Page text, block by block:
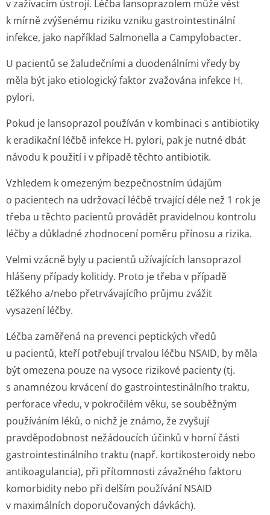
v zažívacím ústrojí. Léčba lansoprazolem může vést
k mírně zvýšenému riziku vzniku gastrointestinální
infekce, jako například Salmonella a Campylobacter.
U pacientů se žaludečními a duodenálními vředy by
měla být jako etiologický faktor zvažována infekce H.
pylori.
Pokud je lansoprazol používán v kombinaci s antibiotiky
k eradikační léčbě infekce H. pylori, pak je nutné dbát
návodu k použití i v případě těchto antibiotik.
Vzhledem k omezeným bezpečnostním údajům
o pacientech na udržovací léčbě trvající déle než 1 rok je
třeba u těchto pacientů provádět pravidelnou kontrolu
léčby a důkladné zhodnocení poměru přínosu a rizika.
Velmi vzácně byly u pacientů užívajících lansoprazol
hlášeny případy kolitidy. Proto je třeba v případě
těžkého a/nebo přetrvávajícího průjmu zvážit
vysazení léčby.
Léčba zaměřená na prevenci peptických vředů
u pacientů, kteří potřebují trvalou léčbu NSAID, by měla
být omezena pouze na vysoce rizikové pacienty (tj.
s anamnézou krvácení do gastrointesti­nálního traktu,
perforace vředu, v pokročilém věku, se souběžným
používáním léků, o nichž je známo, že zvyšují
pravděpodobnost nežádoucích účinků v horní části
gastrointesti­nálního traktu (např. kortikosteroidy nebo
antikoagulancia), při přítomnosti závažného faktoru
komorbidity nebo při delším používání NSAID
v maximálních doporučovaných dávkách).